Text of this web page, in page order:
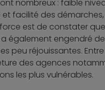
nombreux : faible
et facilité des
est de constater
également engendré
peu réjouissantes.
des agences
les plus vulnérables.